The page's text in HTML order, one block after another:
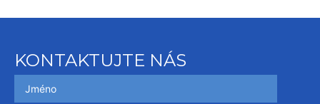
KONTAKTUJTE NÁS